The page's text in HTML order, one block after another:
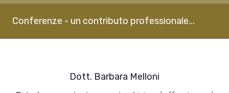
Conferenze - un contributo professionale...
Dott. Barbara Melloni